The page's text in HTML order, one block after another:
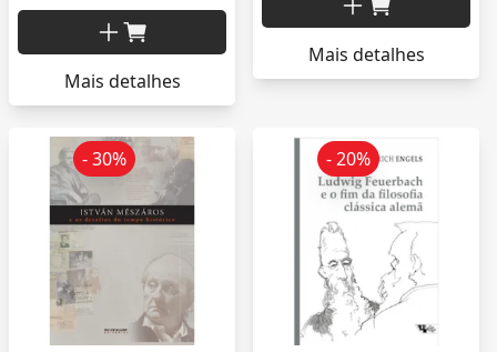
Mais detalhes
Mais detalhes
- 30% - 20%